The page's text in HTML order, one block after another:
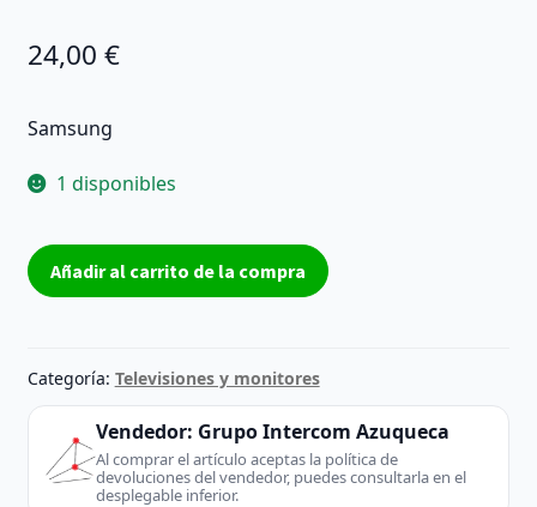
24,00 €
Samsung
1 disponibles
Placa
base
02663A
Reacondicionado
Samsung
cantidad
Añadir al carrito de la compra
Categoría: Televisiones y monitores
Vendedor: Grupo Intercom Azuqueca
Al comprar el artículo aceptas la política de
devoluciones del vendedor, puedes consultarla en el
desplegable inferior.